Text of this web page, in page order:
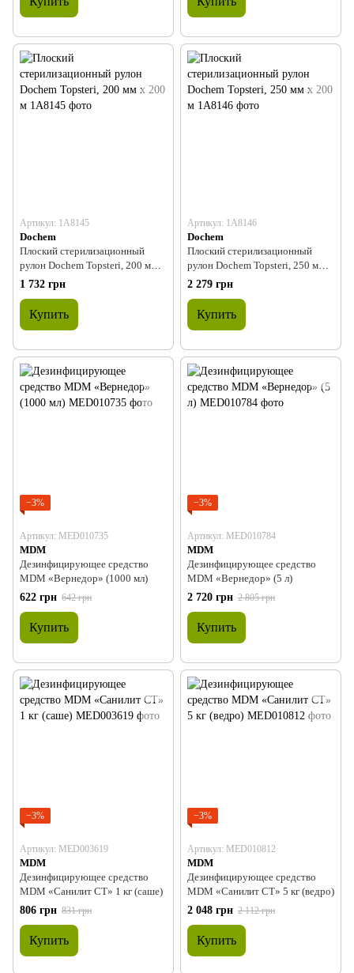
Артикул: 1A8145
Dochem
Плоский стерилизационный
рулон Dochem Topsteri, 200 мм x
200 м
1 732 грн
Купить
Артикул: 1A8146
Dochem
Плоский стерилизационный
рулон Dochem Topsteri, 250 мм x
200 м
2 279 грн
Купить
−3%
Артикул: MED010735
MDM
Дезинфицирующее средство
MDM «Вернедор» (1000 мл)
622 грн 642 грн
Купить
−3%
Артикул: MED010784
MDM
Дезинфицирующее средство
MDM «Вернедор» (5 л)
2 720 грн 2 805 грн
Купить
−3%
Артикул: MED003619
MDM
Дезинфицирующее средство
MDM «Санилит СТ» 1 кг (саше)
806 грн 831 грн
Купить
−3%
Артикул: MED010812
MDM
Дезинфицирующее средство
MDM «Санилит СТ» 5 кг (ведро)
2 048 грн 2 112 грн
Купить